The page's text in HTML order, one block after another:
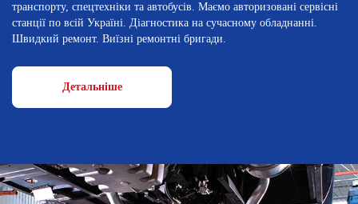
транспорту, спецтехніки та автобусів. Маємо авторизовані сервісні
станції по всій Україні. Діагностика на сучасному обладнанні.
Швидкий ремонт. Виїзні ремонтні бригади.
Детальніше